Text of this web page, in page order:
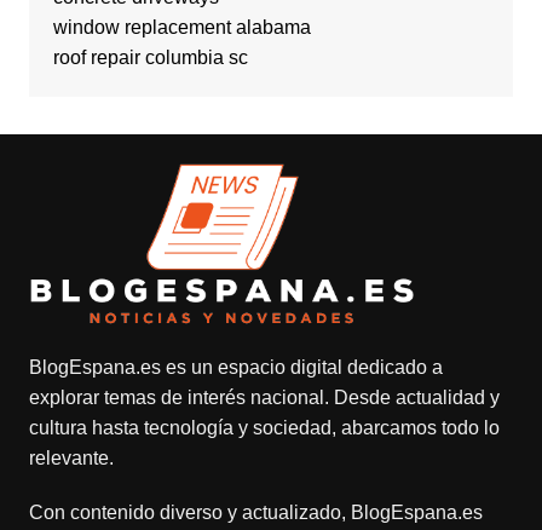
window replacement alabama
roof repair columbia sc
BlogEspana.eses un espacio digital dedicado a
explorar temas de interés nacional. Desde actualidad y
cultura hasta tecnología y sociedad, abarcamos todo lo
relevante.
Con contenido diverso y actualizado, BlogEspana.es